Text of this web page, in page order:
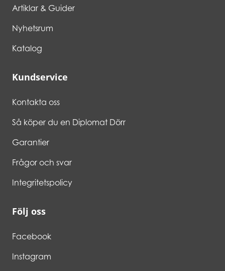
Artiklar & Guider
Nyhetsrum
Katalog
Kundservice
Kontakta oss
Så köper du en Diplomat Dörr
Garantier
Frågor och svar
Integritetspolicy
Följ oss
Facebook
Instagram